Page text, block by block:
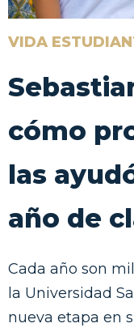
VIDA
cómo
las
año de
Cada año son
la Universidad
nueva etapa en